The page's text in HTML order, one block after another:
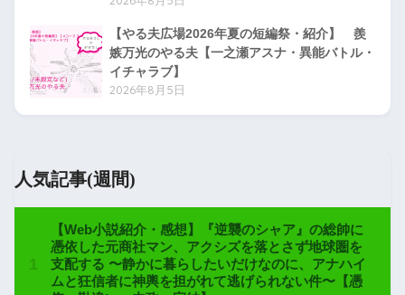
【やる夫広場2026年夏の短編祭・紹介】 羨
嫉万光のやる夫【一之瀬アスナ・異能バトル・
イチャラブ】
2026年8月5日
人気記事(週間)